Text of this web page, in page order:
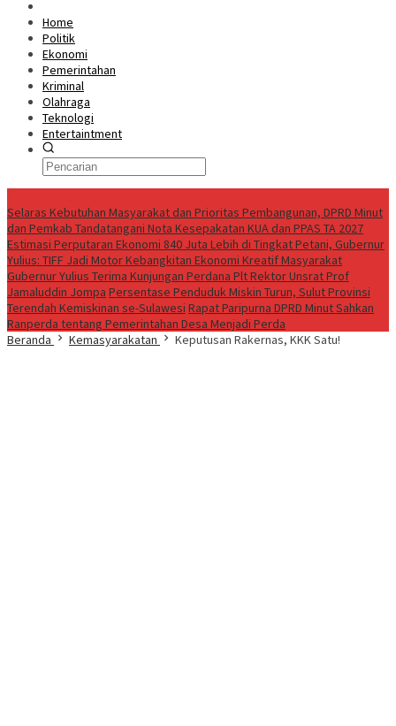
Home
Politik
Ekonomi
Pemerintahan
Kriminal
Olahraga
Teknologi
Entertaintment
Selaras Kebutuhan Masyarakat dan Prioritas Pembangunan, DPRD Minut
dan Pemkab Tandatangani Nota Kesepakatan KUA dan PPAS TA 2027
Estimasi Perputaran Ekonomi 840 Juta Lebih di Tingkat Petani, Gubernur
Yulius: TIFF Jadi Motor Kebangkitan Ekonomi Kreatif Masyarakat
Gubernur Yulius Terima Kunjungan Perdana Plt Rektor Unsrat Prof
Jamaluddin Jompa Persentase Penduduk Miskin Turun, Sulut Provinsi
Terendah Kemiskinan se-Sulawesi Rapat Paripurna DPRD Minut Sahkan
Ranperda tentang Pemerintahan Desa Menjadi Perda
Beranda
Kemasyarakatan Keputusan Rakernas, KKK Satu!